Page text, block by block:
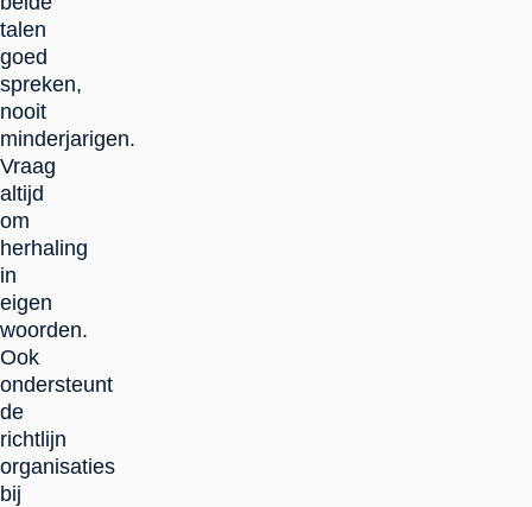
talen
goed
spreken,
nooit
minderjarigen.
Vraag
altijd
om
herhaling
in
eigen
woorden.
Ook
ondersteunt
de
richtlijn
organisaties
bij